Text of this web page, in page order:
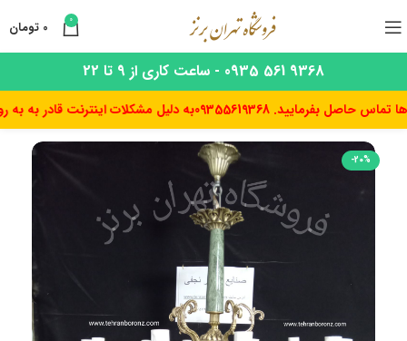
0
0 تومان
9368 561 0935 - ساعت کاری از 9 تا 22
به دلیل مشکلات اینترنت قادر به به روز بفرمایید. 09355619368
-20%